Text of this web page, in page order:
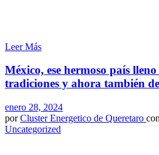
Leer Más
México, ese hermoso país
tradiciones y ahora también
enero 28, 2024
por Cluster Energetico de Queretaro con
Uncategorized